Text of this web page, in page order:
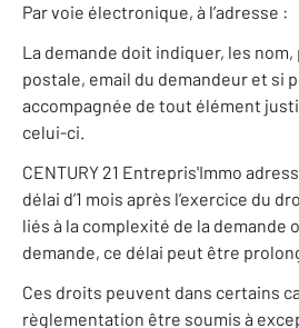
Par voie électronique, à l’adresse :
La demande doit indiquer, les
postale, email du demandeur et si
accompagnée de tout élément
celui-ci.
CENTURY 21 Entrepris'Immo
délai d’1 mois après l’exercice du
liés à la complexité de la demande
demande, ce délai peut être
Ces droits peuvent dans certains
règlementation être soumis à